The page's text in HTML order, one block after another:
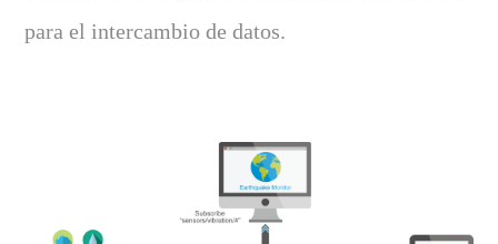
para el intercambio de datos.